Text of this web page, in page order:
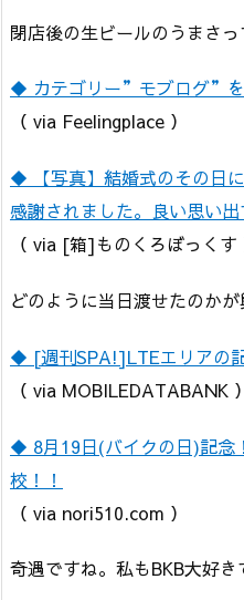
閉店後の生ビールのうまさっ
◆ カテゴリー”モブログ”を
（ via Feelingplace ）
◆ 【写真】結婚式のその日
感謝されました。良い思い出
（ via [箱]ものくろぼっくす
どのように当日渡せたのかが
◆ [週刊SPA!]LTEエリアの
（ via MOBILEDATABANK ）
◆ 8月19日(バイクの日)記念
校！！
（ via nori510.com ）
奇遇ですね。私もBKB大好き